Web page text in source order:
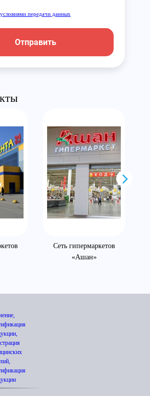
условиями передачи данных
Отправить
Сеть гипермаркетов
«Ашан»